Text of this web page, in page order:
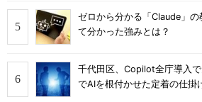
ゼロから分かる「Claude」
て分かった強みとは？
千代田区、Copilot全庁導入
でAIを根付かせた定着の仕掛